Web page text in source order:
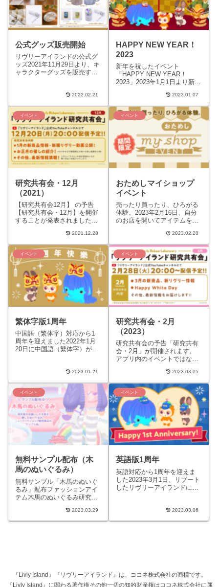
公式グッズ販売開始
リヴリーアイランドの公式グ
ッズ2021年11月29日より、キ
ャラクターグッズを販売する
ーアイランド公式グッズが
2022.02.21
HAPPY NEW YEAR！
2023
新年を祝したイベント
「HAPPY NEW YEAR！
2023」2023年1月1日より新年
が開催されます。2023年のお
正月に関連するイ...
2023.01.07
イベント
研究共有会・12月
（2021）
【研究共有会12月】 の予告
【研究共有会・12月】を開催
することが発表されました。
外部SNS（YouTube）を使用
したイベントです。...
2021.12.28
イベント
おためしマイショップ
イベント
売ったり買ったり、ひろがる
体験。2023年2月16日、自分
のお店を開いてアイテムを出
からアイテムを購入すること
ができるマイショップイベ...
2023.02.20
イベント
繁体字版1周年
中国語（繁体字）対応から1
周年を迎えました2022年1月
20日に中国語（繁体字）が対
アイテムがプレゼントされ...
2023.01.21
イベント
研究共有会・2月
（2023）
研究共有会の予告「研究共有
会・2月」が開催されます。
アプリ内のイベントではなく
したイベントです。研究共有
会・2月（ライブ配信）...
2023.03.05
イベント
無料サンプル配布（木
馬のぬいぐるみ）
無料サンプル「木馬のぬいぐ
るみ」配布ファッションアイ
テム木馬のぬいぐるみ研究員
いぐるみ。ニューマハラショ
ップ販売商品のサンプル品。
2023.03.29
イベント
英語版1周年
英語対応から1周年を迎えま
した2023年3月1日、リブート
したリヴリーアイランドに英
ー着用アイテム「英語版1...
2023.03.06
『Livly Island』『リヴリーアイランド』は、ココネ株式会社の商標です。
『Livly Island』に関わる著作権その他一切の知的財産権はココネ株式会社に属